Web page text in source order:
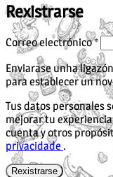
Rexistrarse
Correo electrónico*
Enviarase unha
para establecer un
Tus datos personales
mejorar tu
cuenta y otros
privacidade .
Rexistrarse